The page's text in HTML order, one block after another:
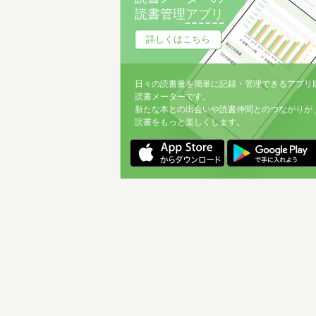
読書管理アプリ
詳しくはこちら
日々の読書量を簡単に記録・管理できるアプリ
読書メーターです。
新たな本との出会いや読書仲間とのつながりが
読書をもっと楽しくします。